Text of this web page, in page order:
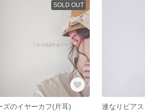
SOLD OUT
ズのイヤーカフ(片耳)